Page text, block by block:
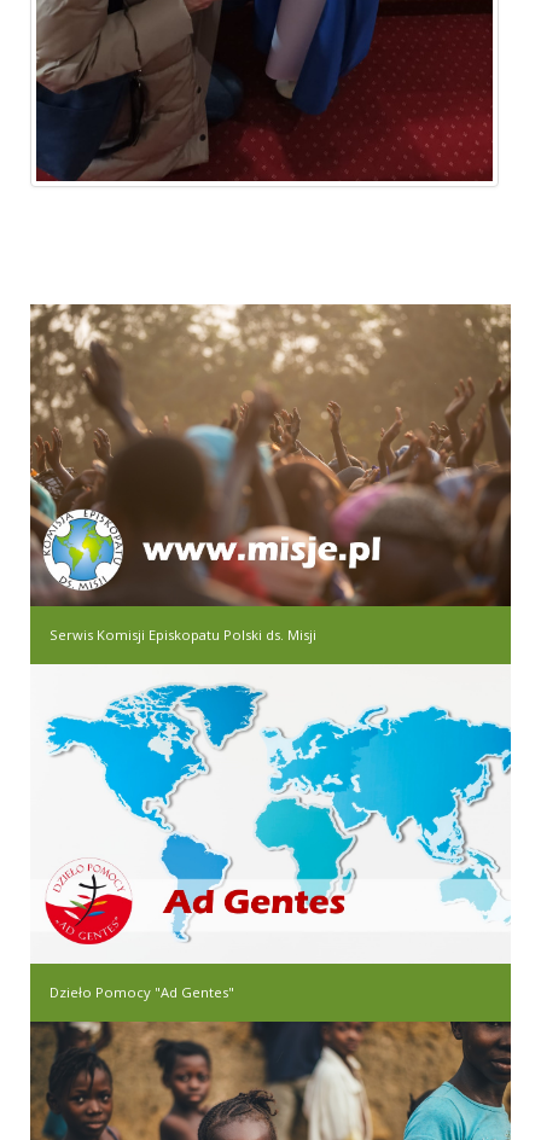
Serwis Komisji Episkopatu Polski ds. Misji
Dzieło Pomocy "Ad Gentes"